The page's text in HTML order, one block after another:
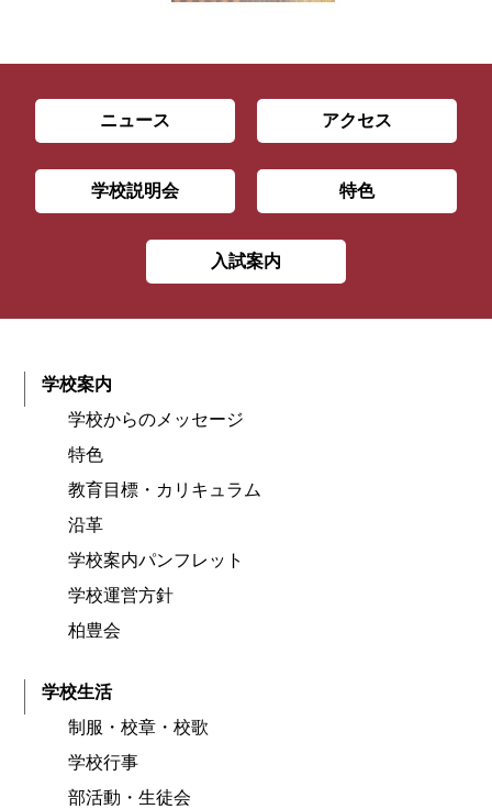
ニュース アクセス
学校説明会 特色
入試案内
学校案内
学校からのメッセージ
特色
教育目標・カリキュラム
沿革
学校案内パンフレット
学校運営方針
柏豊会
学校生活
制服・校章・校歌
学校行事
部活動・生徒会